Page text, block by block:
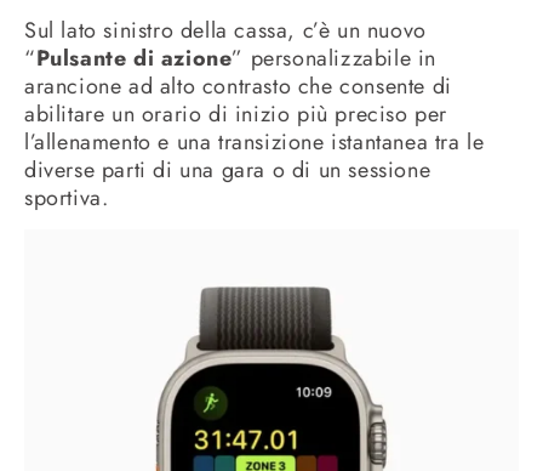
Sul lato sinistro della cassa, c’è un nuovo
“Pulsante di azione” personalizzabile in
arancione ad alto contrasto che consente di
abilitare un orario di inizio più preciso per
l’allenamento e una transizione istantanea tra le
diverse parti di una gara o di un sessione
sportiva.